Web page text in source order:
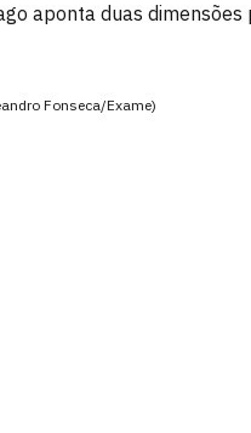
aponta duas
Fonseca/Exame)